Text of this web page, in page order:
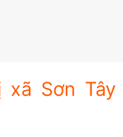
xã Sơn Tây